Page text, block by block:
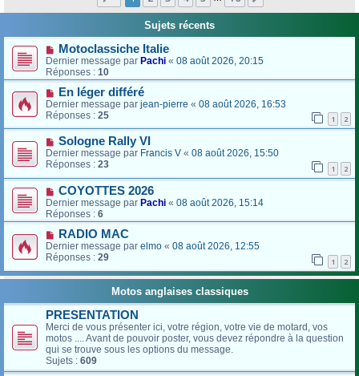
Sujets récents
Motoclassiche Italie
Dernier message par Pachi « 08 août 2026, 20:15
Réponses : 10
En léger différé
Dernier message par jean-pierre « 08 août 2026, 16:53
Réponses : 25 1 2
Sologne Rally VI
Dernier message par Francis V « 08 août 2026, 15:50
Réponses : 23 1 2
COYOTTES 2026
Dernier message par Pachi « 08 août 2026, 15:14
Réponses : 6
RADIO MAC
Dernier message par elmo « 08 août 2026, 12:55
Réponses : 29 1 2
Motos anglaises classiques
PRESENTATION
Merci de vous présenter ici, votre région, votre vie de motard, vos
motos .... Avant de pouvoir poster, vous devez répondre à la question
qui se trouve sous les options du message.
Sujets : 609